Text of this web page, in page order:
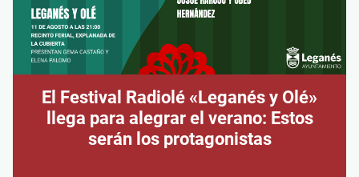
El Festival Radiolé «Leganés y Olé»
llega para alegrar el verano: Estos
serán los protagonistas